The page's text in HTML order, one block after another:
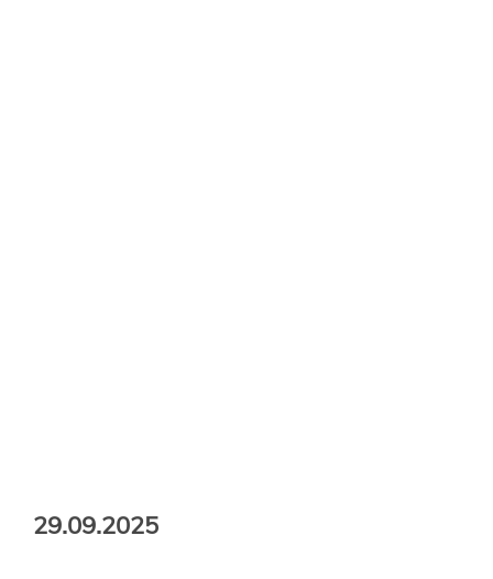
29.09.2025